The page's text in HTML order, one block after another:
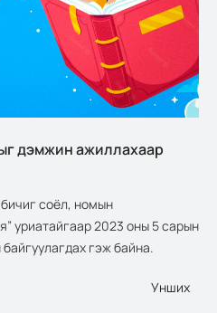
дэмжин ажиллахаар
соёл, номын
уриатайгаар 2023 оны 5 сарын
гэж байна.
Унших